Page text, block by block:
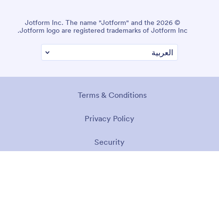
© 2026 Jotform Inc. The name "Jotform" and the
Jotform logo are registered trademarks of Jotform Inc.
Terms & Conditions
Privacy Policy
Security